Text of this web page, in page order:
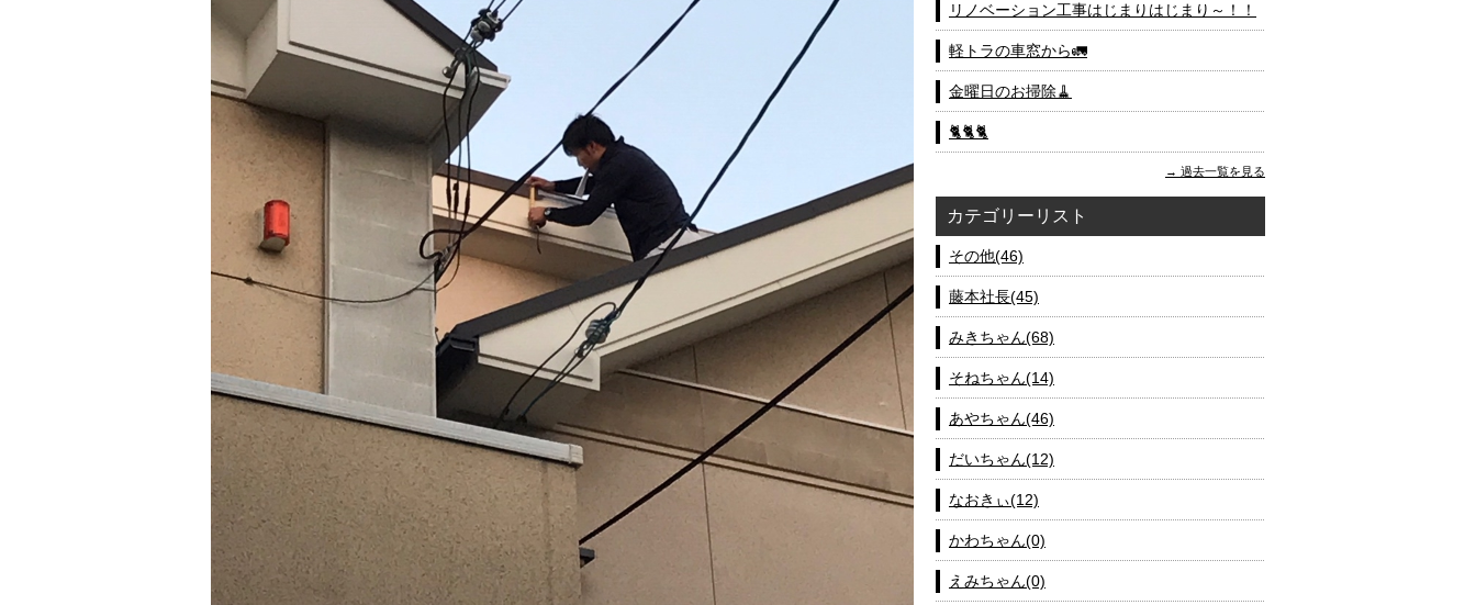
リノベーション工事はじまりはじまり～！！
軽トラの車窓から🚛
金曜日のお掃除🧹
🐈🐈🐈
過去一覧を見る
カテゴリーリスト
その他(46)
藤本社長(45)
みきちゃん(68)
そねちゃん(14)
あやちゃん(46)
だいちゃん(12)
なおきぃ(12)
かわちゃん(0)
えみちゃん(0)